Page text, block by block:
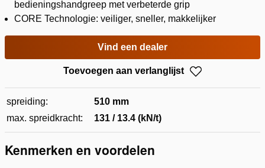
bedieningshandgreep met verbeterde grip
CORE Technologie: veiliger, sneller, makkelijker
Vind een dealer
Toevoegen aan verlanglijst
spreiding:
510 mm
max. spreidkracht:
131 / 13.4 (kN/t)
Kenmerken en voordelen